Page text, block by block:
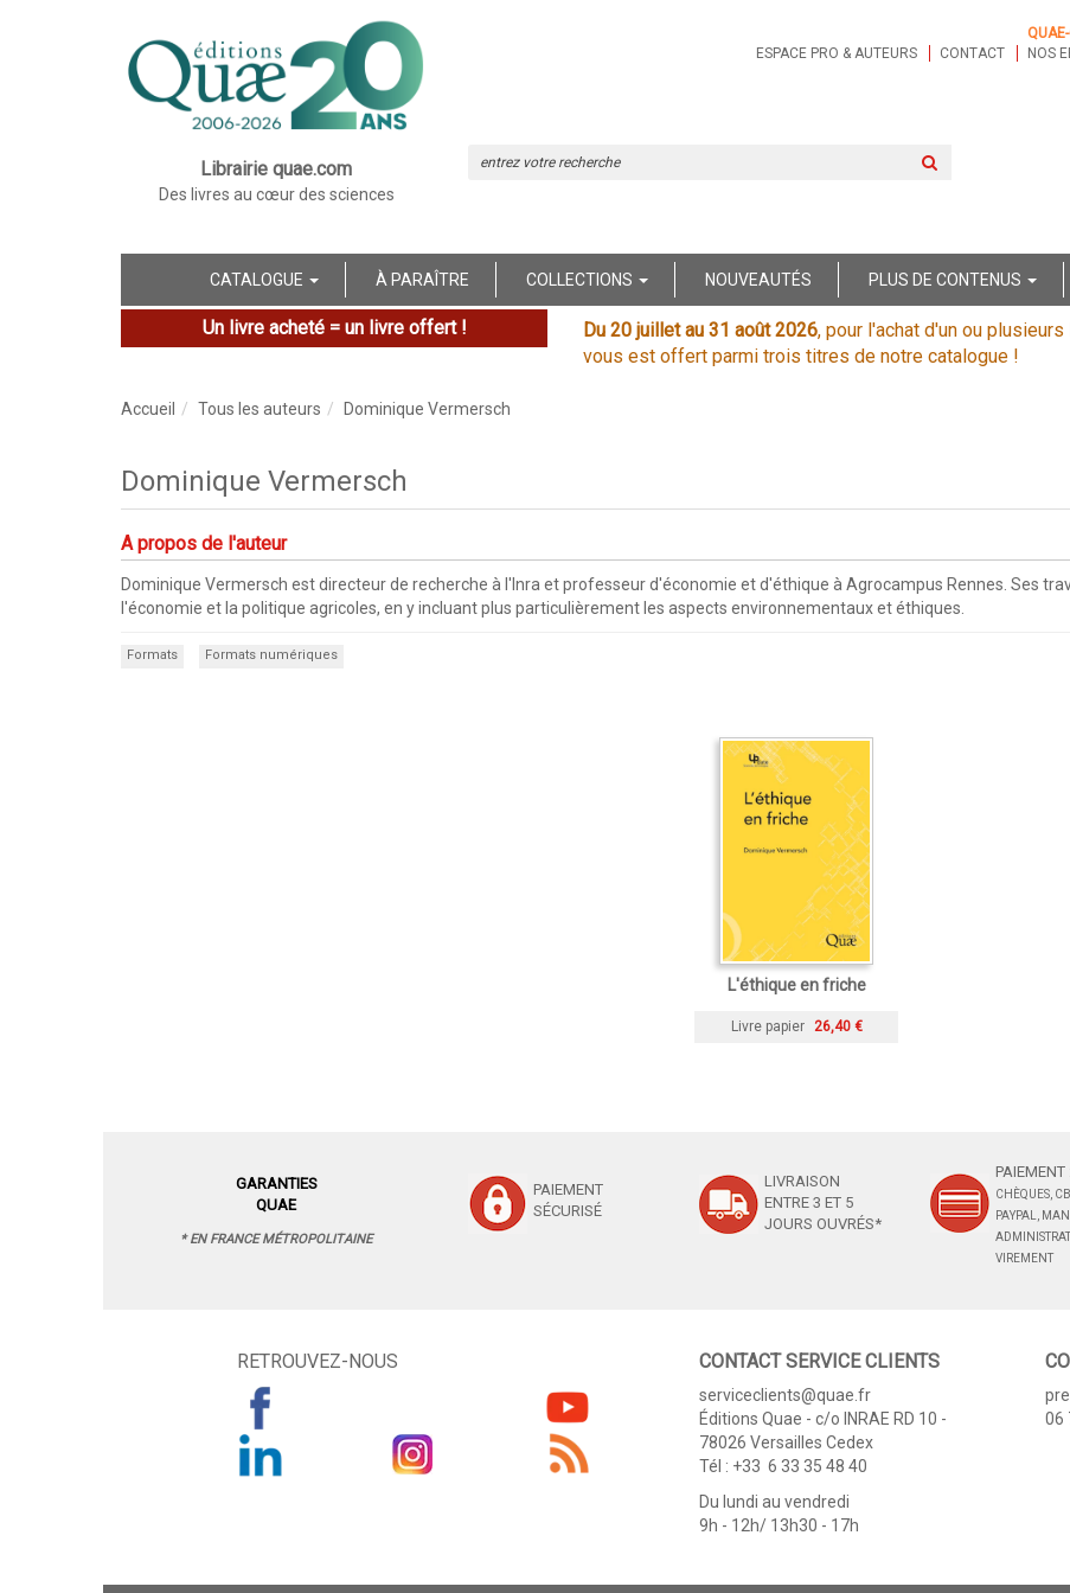
Librairie quae.com
Des livres au cœur des sciences
ESPACE PRO & AUTEURS CONTACT
NOS
CATALOGUE À PARAÎTRE COLLECTIONS NOUVEAUTÉS PLUS DE CONTENUS
Un livre acheté = un livre offert ! Du 20 juillet au 31 août 2026, pour l'achat d'un ou
vous est offert parmi trois titres de notre catalogue !
Accueil Tous les auteurs Dominique Vermersch
Dominique Vermersch
A propos de l'auteur
Dominique Vermersch est directeur de recherche à l'Inra et professeur d'économie et d'éthique à Agrocampus Rennes. Ses
l'économie et la politique agricoles, en y incluant plus particulièrement les aspects environnementaux et éthiques.
Formats Formats numériques
L'éthique en friche
Livre papier 26,40 €
GARANTIES
QUAE
* EN FRANCE MÉTROPOLITAINE
PAIEMENT
SÉCURISÉ
LIVRAISON
ENTRE 3 ET 5
JOURS OUVRÉS*
PAIEMENT :
CHÈQUES, CB,
PAYPAL,
VIREMENT
RETROUVEZ-NOUS CONTACT SERVICE CLIENTS
serviceclients@quae.fr
Éditions Quae - c/o INRAE RD 10 -
78026 Versailles Cedex
Tél : +33 6 33 35 48 40
Du lundi au vendredi
9h - 12h/ 13h30 - 17h
06